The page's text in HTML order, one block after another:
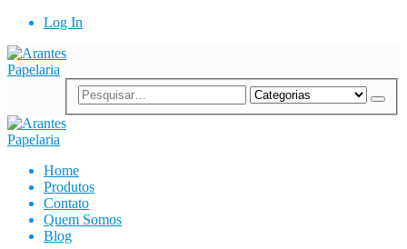
Log In
Home
Produtos
Contato
Quem Somos
Blog